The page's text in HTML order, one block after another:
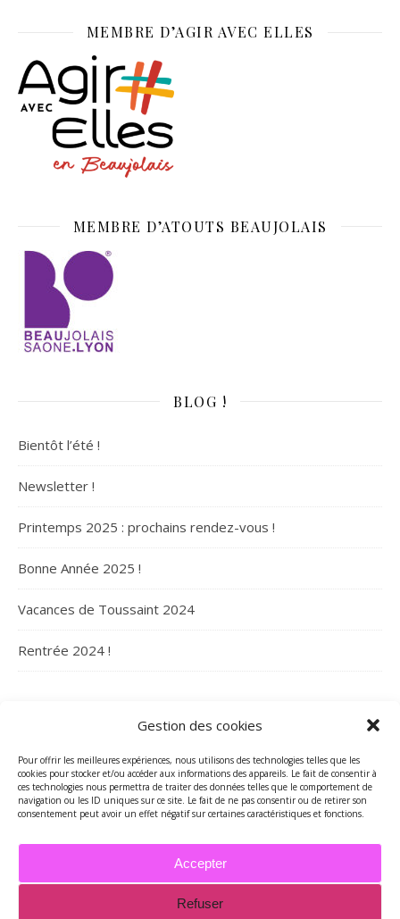
Gestion des cookies
Pour offrir les meilleures expériences, nous utilisons des technologies telles que les
cookies pour stocker et/ou accéder aux informations des appareils. Le fait de consentir à
ces technologies nous permettra de traiter des données telles que le comportement de
navigation ou les ID uniques sur ce site. Le fait de ne pas consentir ou de retirer son
consentement peut avoir un effet négatif sur certaines caractéristiques et fonctions.
Accepter
Refuser
MEMBRE D’AGIR AVEC ELLES
MEMBRE D’ATOUTS BEAUJOLAIS
BLOG !
Bientôt l’été !
Newsletter !
Printemps 2025 : prochains rendez-vous !
Bonne Année 2025 !
Vacances de Toussaint 2024
Rentrée 2024 !
ARCHIVES
Archives
2026 - Tous droits réservés - Merci de contacter Marie-Maguelone